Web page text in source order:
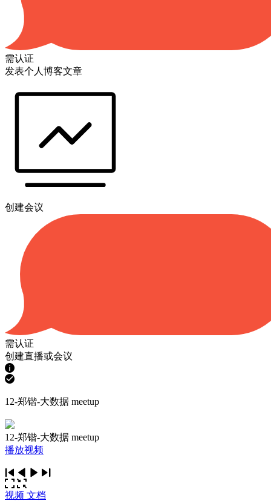
需认证
发表个人博客文章
创建会议
需认证
创建直播或会议
12-郑锴-大数据 meetup
12-郑锴-大数据 meetup
播放视频
视频 文档